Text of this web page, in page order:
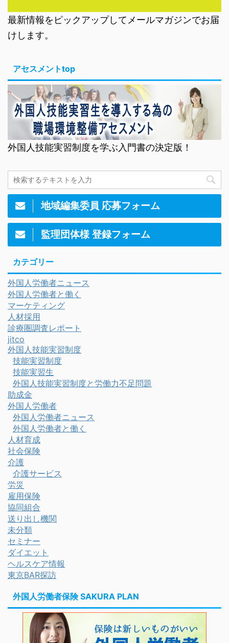
最新情報をピックアップしてメールマガジンでお届
けします。
アセスメントtop
外国人技能実習制度を学ぶ入門書の決定版！
地域編集委員 応募フォーム
監理団体様 登録フォーム
カテゴリー
外国人労働者ニュース
外国人労働者と働く
マーケティング
人材採用
診療圏調査レポート
jitco
外国人技能実習制度
技能実習制度
技能実習生
外国人技能実習制度と労働力不足問題
助成金
外国人労働者
外国人労働者ニュース
外国人労働者と働く
人材育成
社会保険
介護
介護サービス
労災
雇用保険
協同組合
送り出し機関
未分類
セミナー
ダイエット
ヘルスケア情報
東京BAR探訪
外国人労働者保険 SAKURA PLAN